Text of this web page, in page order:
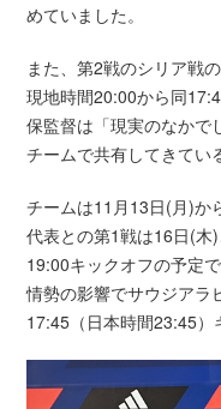
めていました。
また、第2戦のシリア戦
現地時間20:00から同
保監督は「現実のなかで
チームで共有してきてい
チームは11月13日(月)か
代表との第1戦は16日(木
19:00キックオフの予定
情勢の影響でサウジアラ
17:45（日本時間23:45）